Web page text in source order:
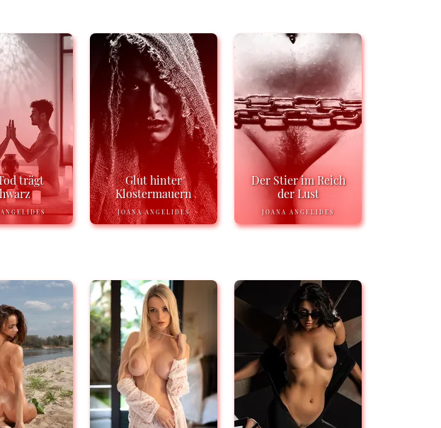
trägt
Glut hinter
Klostermauern
JOANA ANGELIDES
Der Stier im Reich
der Lust
JOANA ANGELIDES